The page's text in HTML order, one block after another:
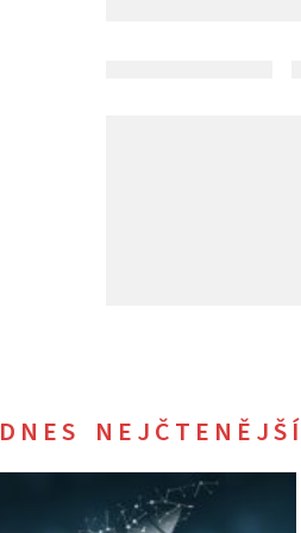
DNES NEJČTENĚJŠÍ